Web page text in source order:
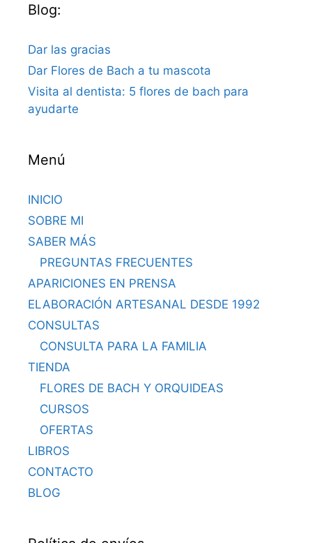
Blog:
Dar las gracias
Dar Flores de Bach a tu mascota
Visita al dentista: 5 flores de bach para
ayudarte
Menú
INICIO
SOBRE MI
SABER MÁS
PREGUNTAS FRECUENTES
APARICIONES EN PRENSA
ELABORACIÓN ARTESANAL DESDE 1992
CONSULTAS
CONSULTA PARA LA FAMILIA
TIENDA
FLORES DE BACH Y ORQUIDEAS
CURSOS
OFERTAS
LIBROS
CONTACTO
BLOG